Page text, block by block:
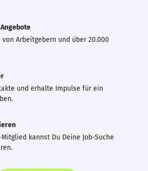
von Arbeitgebern und über 20.000
und erhalte Impulse für ein
kannst Du Deine Job-Suche